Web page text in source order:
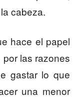
cabeza.
hace el papel
las razones
gastar lo que
una menor